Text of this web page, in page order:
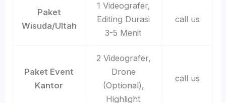
Paket
Wisuda/Ultah
1 Videografer,
Editing Durasi
3-5 Menit
call us
Paket Event
Kantor
2 Videografer,
Drone
(Optional),
Highlight
call us